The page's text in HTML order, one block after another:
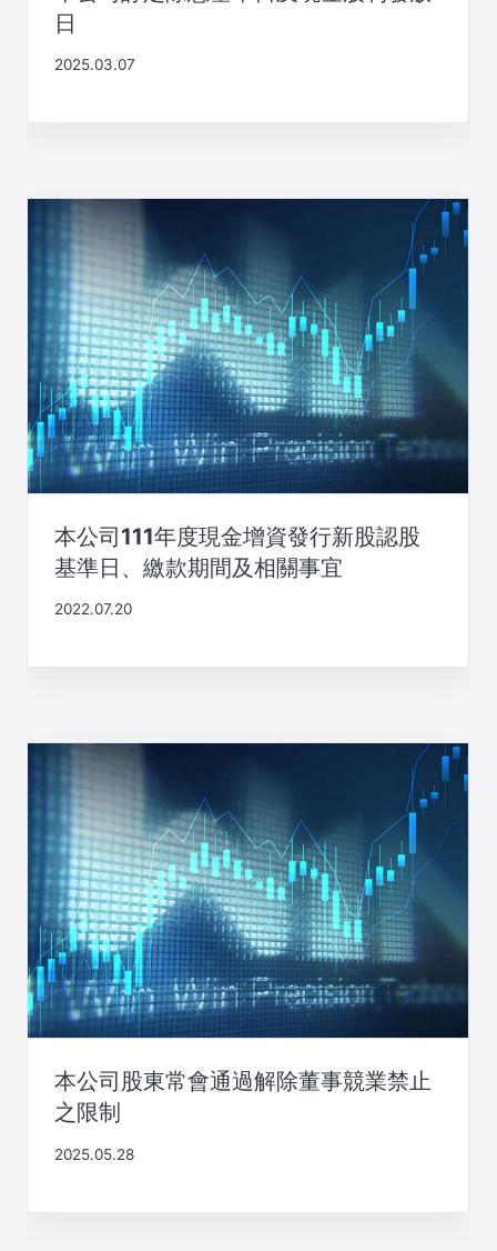
日
2025.03.07
本公司111年度現金增資發行新股認股
基準日、繳款期間及相關事宜
2022.07.20
本公司股東常會通過解除董事競業禁止
之限制
2025.05.28